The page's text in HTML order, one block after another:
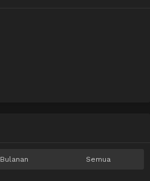
Bulanan Semua